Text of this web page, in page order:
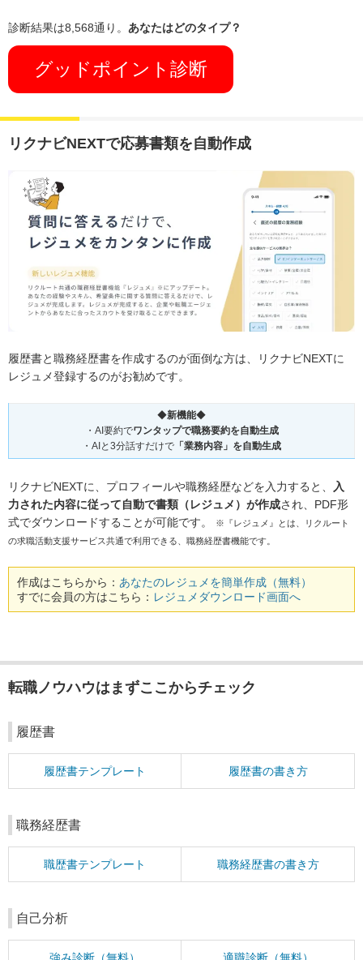
診断結果は8,568通り。 あなたはどのタイプ？
グッドポイント診断
リクナビNEXTで応募書類を自動作成
履歴書と職務経歴書を作成するのが面倒な方は、リクナビNEXTに
レジュメ登録するのがお勧めです。
◆新機能◆
・AI要約でワンタップで職務要約を自動生成
・AIと3分話すだけで 「業務内容」を自動生成
リクナビNEXTに、プロフィールや職務経歴などを入力すると、
入
力された内容に従って自動で書類（レジュメ）が作成され、PDF形
式でダウンロードすることが可能です。
※『レジュメ』とは、リクルート
の求職活動支援サービス共通で利用できる、職務経歴書機能です。
作成はこちらから： あなたのレジュメを簡単作成（無料）
すでに会員の方はこちら： レジュメダウンロード画面へ
転職ノウハウはまずここからチェック
履歴書
履歴書テンプレート 履歴書の書き方
職務経歴書
職歴書テンプレート 職務経歴書の書き方
自己分析